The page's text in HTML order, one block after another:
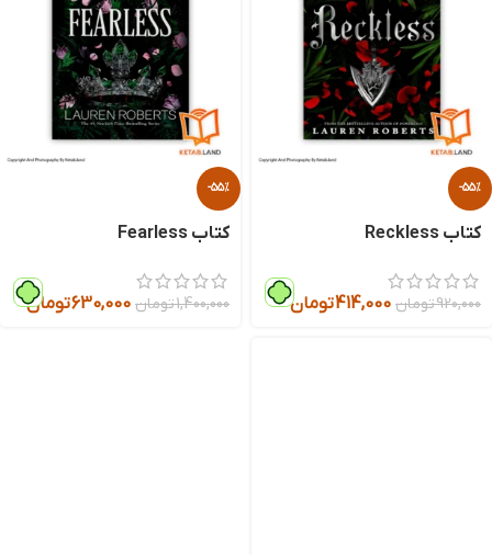
-55%
کتاب Reckless
920,000تومان 414,000تومان
-55%
کتاب Fearless
1,400,000تومان 630,000تومان